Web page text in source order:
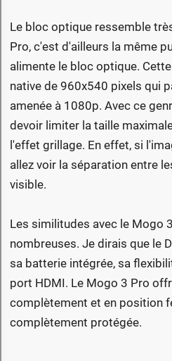
Le bloc optique ressemble
Pro, c'est d'ailleurs la même
alimente le bloc optique.
native de 960x540 pixels qui
amenée à 1080p. Avec ce
devoir limiter la taille
l'effet grillage. En effet, si
allez voir la séparation entre
visible.
Les similitudes avec le Mogo
nombreuses. Je dirais que le
sa batterie intégrée, sa
port HDMI. Le Mogo 3 Pro
complètement et en position
complètement protégée.